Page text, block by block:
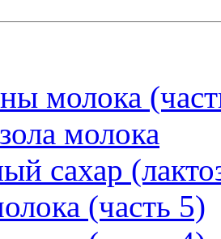
молока
молока
сахар
(часть 5)